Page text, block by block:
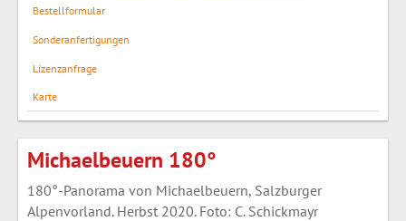
Bestellformular
Sonderanfertigungen
Lizenzanfrage
Karte
Michaelbeuern 180°
180°-Panorama von Michaelbeuern, Salzburger
Alpenvorland. Herbst 2020. Foto: C. Schickmayr